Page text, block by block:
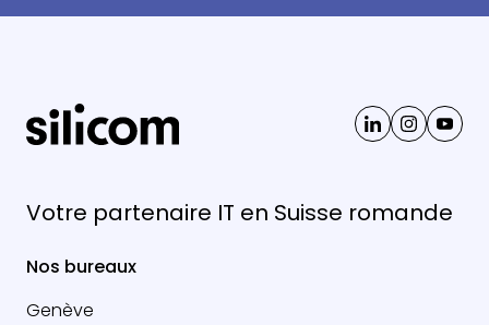
Votre partenaire IT en Suisse romande
Nos bureaux
Genève